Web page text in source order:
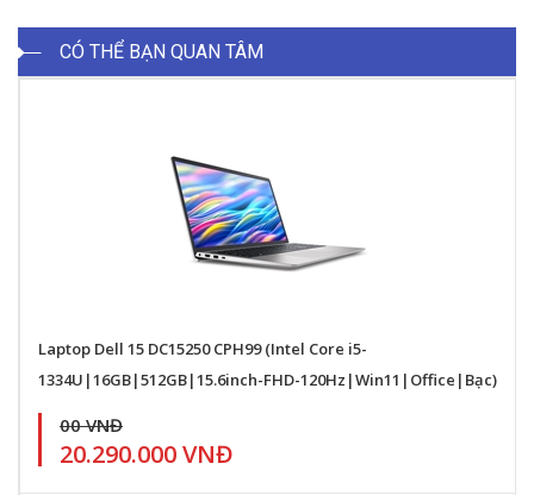
CÓ THỂ BẠN QUAN TÂM
Laptop Dell 15 DC15250 CPH99 (Intel Core i5-
1334U|16GB|512GB|15.6inch-FHD-120Hz|Win11|Office|Bạc)
00 VNĐ
20.290.000 VNĐ